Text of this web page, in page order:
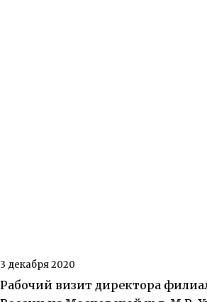
3 декабря 2020
Рабочий визит директора